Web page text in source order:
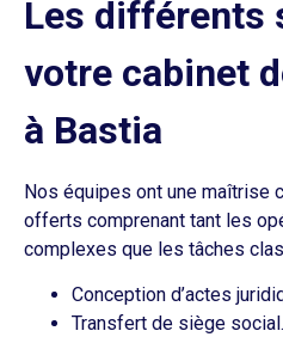
Les différents
votre cabinet
à Bastia
Nos équipes ont une maîtrise
offerts comprenant tant les
complexes que les tâches
Conception d’actes
Transfert de siège social.